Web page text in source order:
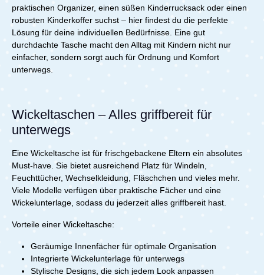
praktischen Organizer, einen süßen Kinderrucksack oder einen
robusten Kinderkoffer suchst – hier findest du die perfekte
Lösung für deine individuellen Bedürfnisse. Eine gut
durchdachte Tasche macht den Alltag mit Kindern nicht nur
einfacher, sondern sorgt auch für Ordnung und Komfort
unterwegs.
Wickeltaschen – Alles griffbereit für
unterwegs
Eine Wickeltasche ist für frischgebackene Eltern ein absolutes
Must-have. Sie bietet ausreichend Platz für Windeln,
Feuchttücher, Wechselkleidung, Fläschchen und vieles mehr.
Viele Modelle verfügen über praktische Fächer und eine
Wickelunterlage, sodass du jederzeit alles griffbereit hast.
Vorteile einer Wickeltasche:
Geräumige Innenfächer für optimale Organisation
Integrierte Wickelunterlage für unterwegs
Stylische Designs, die sich jedem Look anpassen